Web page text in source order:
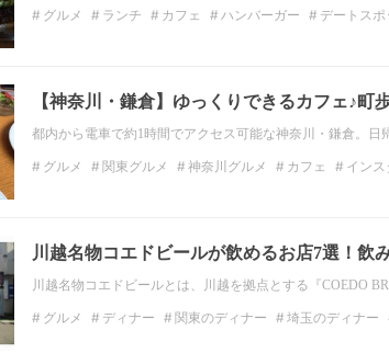
グルメ ランチ カフェ ハンバーガー デートスポ
【神奈川・鎌倉】ゆっくりできるカフェ♪町
都内から電車で約1時間でアクセス可能な神奈川・鎌倉。
グルメ 関東グルメ 神奈川グルメ カフェ インス
川越名物コエドビールが飲めるお店7選！飲
川越名物コエドビールとは、川越を拠点とする『COEDO
グルメ ディナー 関東のディナー 埼玉のディナー